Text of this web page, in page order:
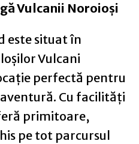
Vulcanii Noroioși
este situat în
Vulcani
perfectă pentru
Cu facilități
primitoare,
pe tot parcursul